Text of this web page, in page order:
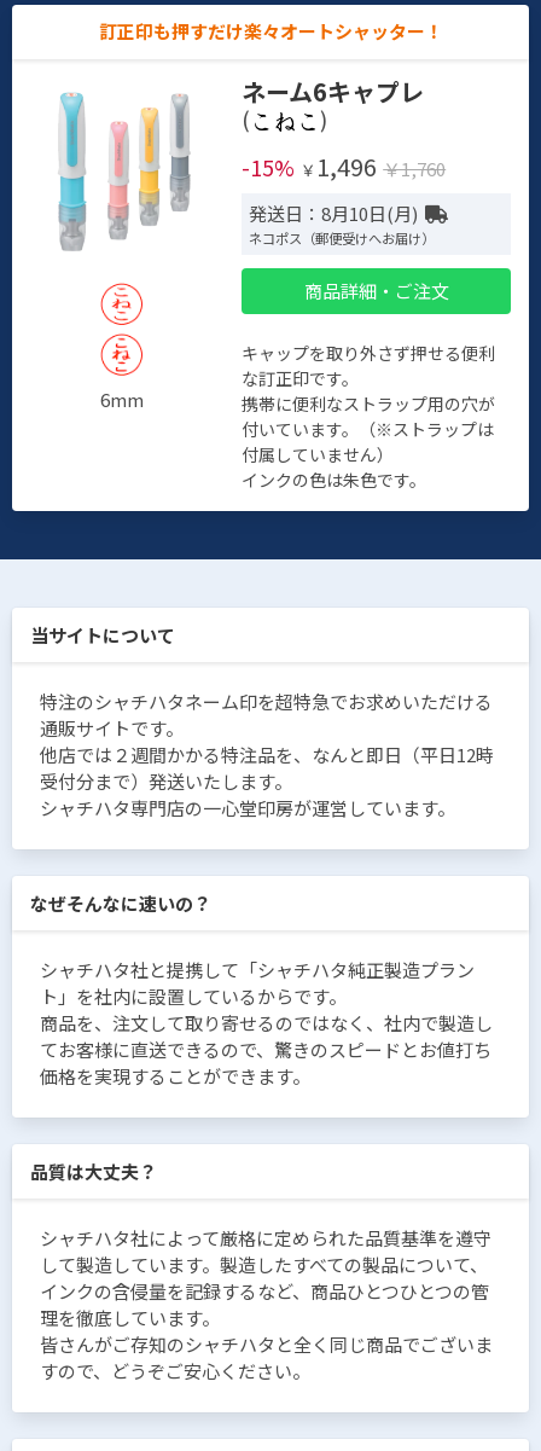
訂正印も押すだけ楽々オートシャッター！
6mm
ネーム6キャプレ
(
)
-15% ￥ 1,496 ￥1,760
発送日：8月10日(月)
ネコポス（郵便受けへお届け）
商品詳細・ご注文
キャップを取り外さず押せる便利
な訂正印です。
携帯に便利なストラップ用の穴が
付いています。（※ストラップは
付属していません）
インクの色は朱色です。
当サイトについて
特注のシャチハタネーム印を超特急でお求めいただける
通販サイトです。
他店では２週間かかる特注品を、なんと即日（平日12時
受付分まで）発送いたします。
シャチハタ専門店の一心堂印房が運営しています。
なぜそんなに速いの？
シャチハタ社と提携して「シャチハタ純正製造プラン
ト」を社内に設置しているからです。
商品を、注文して取り寄せるのではなく、社内で製造し
てお客様に直送できるので、驚きのスピードとお値打ち
価格を実現することができます。
品質は大丈夫？
シャチハタ社によって厳格に定められた品質基準を遵守
して製造しています。製造したすべての製品について、
インクの含侵量を記録するなど、商品ひとつひとつの管
理を徹底しています。
皆さんがご存知のシャチハタと全く同じ商品でございま
すので、どうぞご安心ください。